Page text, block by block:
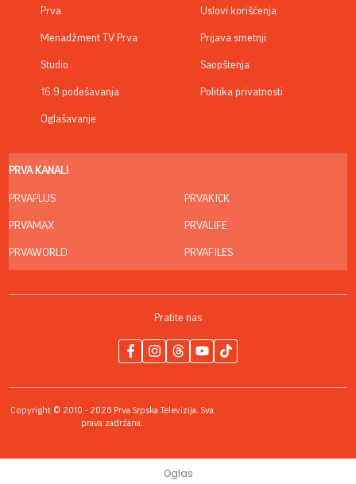
Prva
Menadžment TV Prva
Studio
16:9 podešavanja
Oglašavanje
Uslovi korišćenja
Prijava smetnji
Saopštenja
Politika privatnosti
PRVA KANALI
PRVAPLUS
PRVAMAX
PRVAWORLD
PRVAKICK
PRVALIFE
PRVAFILES
Pratite nas
Copyright © 2010 - 2026 Prva Srpska Televizija. Sva
prava zadržana.